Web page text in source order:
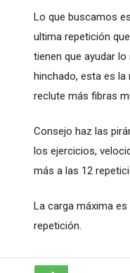
Lo que buscamos
ultima repetición
tienen que ayudar
hinchado, esta es la
reclute más fibras
Consejo haz las
los ejercicios,
más a las 12
La carga máxima
repetición.